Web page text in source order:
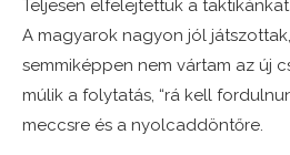
Teljesen elfelejtettük a
A magyarok nagyon jól
semmiképpen nem vártam az új
múlik a folytatás, “rá kell
meccsre és a nyolcaddöntőre.